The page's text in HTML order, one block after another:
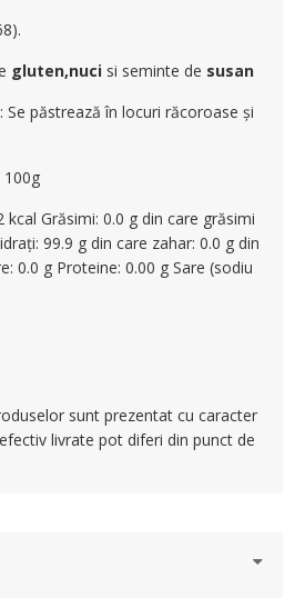
gluten,nuci si seminte de susan
Se păstrează în locuri răcoroase și
kcal Grăsimi: 0.0 g din care grăsimi
99.9 g din care zahar: 0.0 g din
0.0 g Proteine: 0.00 g Sare (sodiu
sunt prezentat cu caracter
livrate pot diferi din punct de